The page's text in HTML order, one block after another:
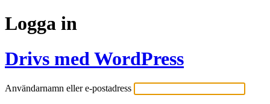
Logga in
Drivs med WordPress
Användarnamn eller e-postadress